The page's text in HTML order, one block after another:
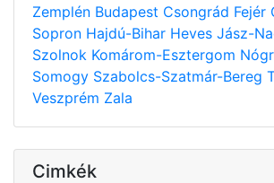
Zemplén Budapest Csongrád Fejér
Sopron Hajdú-Bihar Heves Jász-
Szolnok Komárom-Esztergom
Somogy Szabolcs-Szatmár-Bereg
Veszprém Zala
Cimkék